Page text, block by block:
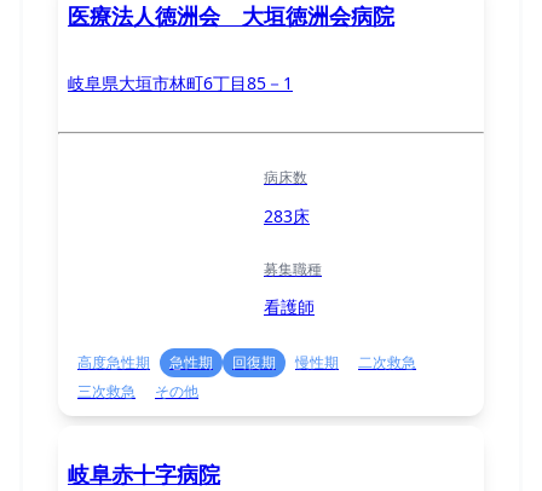
医療法人徳洲会 大垣徳洲会病院
岐阜県大垣市林町6丁目85－1
病床数
283床
募集職種
看護師
高度急性期 急性期 回復期 慢性期
二次救急
三次救急
その他
岐阜赤十字病院